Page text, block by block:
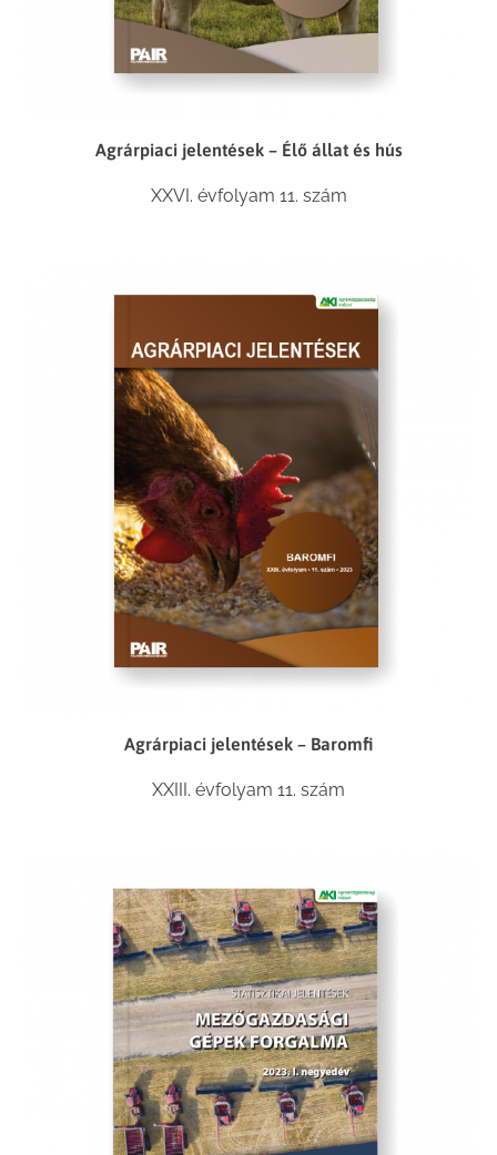
Agrárpiaci jelentések – Élő állat és hús
XXVI. évfolyam 11. szám
Agrárpiaci jelentések – Baromfi
XXIII. évfolyam 11. szám